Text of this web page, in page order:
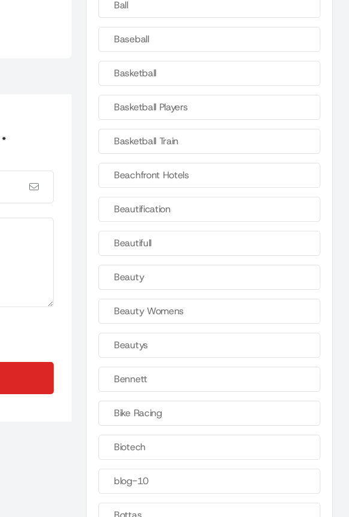
*
Ball
Baseball
Basketball
Basketball Players
Basketball Train
Beachfront Hotels
Beautification
Beautifull
Beauty
Beauty Womens
Beautys
Bennett
Bike Racing
Biotech
blog-10